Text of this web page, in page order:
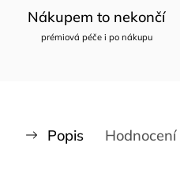
Nákupem to nekončí
prémiová péče i po nákupu
Popis Hodnocení